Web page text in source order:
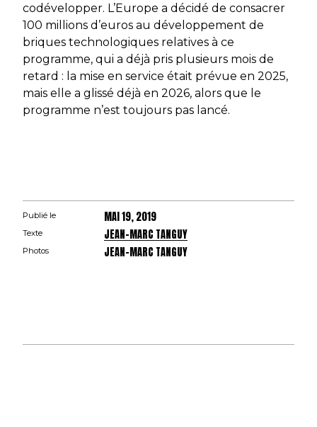
codévelopper. L’Europe a décidé de consacrer
100 millions d’euros au développement de
briques technologiques relatives à ce
programme, qui a déjà pris plusieurs mois de
retard : la mise en service était prévue en 2025,
mais elle a glissé déjà en 2026, alors que le
programme n’est toujours pas lancé.
Publié le MAI 19, 2019
Texte JEAN-MARC TANGUY
Photos JEAN-MARC TANGUY